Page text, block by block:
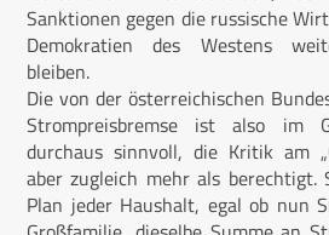
Sanktionen gegen die russische
Demokratien des Westens
bleiben.
Die von der österreichischen
Strompreisbremse ist also im
durchaus sinnvoll, die Kritik am
aber zugleich mehr als berechtigt.
Plan jeder Haushalt, egal ob nun